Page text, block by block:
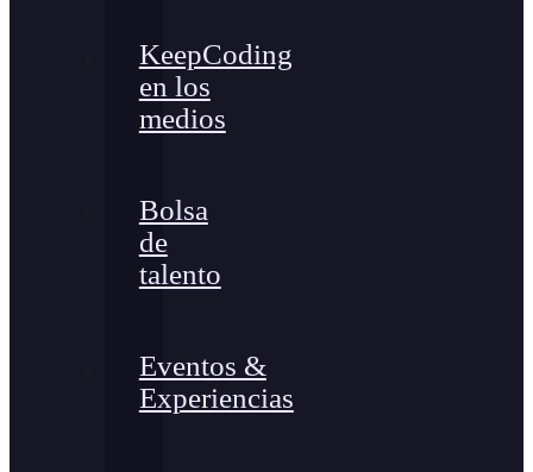
KeepCoding
en los
medios
Bolsa
de
talento
Eventos &
Experiencias